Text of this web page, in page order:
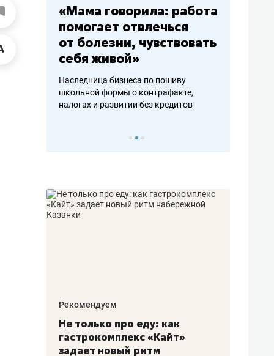
мастеров
«Мама говорила: работа
помогает отвлечься
от болезни, чувствовать
себя живой»
Наследница бизнеса по пошиву
школьной формы о контрафакте,
налогах и развитии без кредитов
Рекомендуем
Не только про еду: как
гастрокомплекс «Кайт»
задает новый ритм